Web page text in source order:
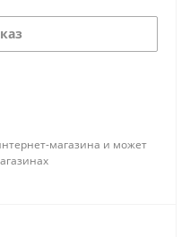
магазина и может